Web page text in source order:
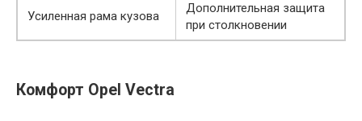
Усиленная рама кузова
Дополнительная защита
при столкновении
Комфорт Opel Vectra